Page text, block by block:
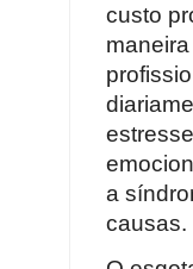
custo
a
causas.